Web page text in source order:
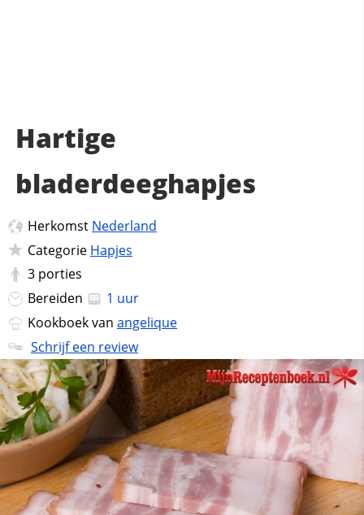
Hartige
bladerdeeghapjes
Herkomst Nederland
Categorie Hapjes
3 porties
Bereiden
1 uur
Kookboek van angelique
Schrijf een review